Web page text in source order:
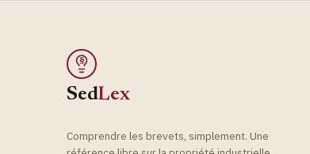
§
SedLex
Comprendre les brevets, simplement. Une